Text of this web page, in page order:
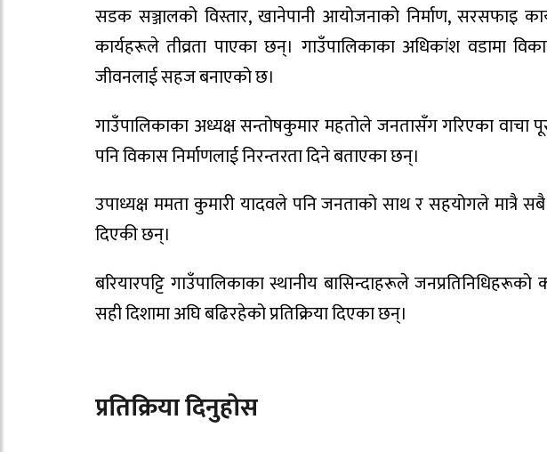
सडक सञ्जालको विस्तार, खानेपानी आयोजनाको निर्माण, सरसफाइ
कार्यहरूले तीव्रता पाएका छन्। गाउँपालिकाका अधिकांश
जीवनलाई सहज बनाएको छ।
गाउँपालिकाका अध्यक्ष सन्तोषकुमार महतोले जनतासँग गरिएका वाचा
पनि विकास निर्माणलाई निरन्तरता दिने बताएका छन्।
उपाध्यक्ष ममता कुमारी यादवले पनि जनताको साथ र सहयोगले
दिएकी छन्।
बरियारपट्टि गाउँपालिकाका स्थानीय बासिन्दाहरूले
सही दिशामा अघि बढिरहेको प्रतिक्रिया दिएका छन्।
प्रतिक्रिया दिनुहोस